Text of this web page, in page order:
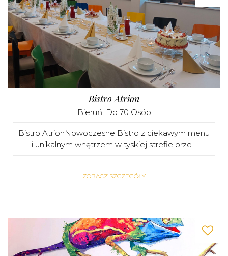
Bistro Atrion
Bieruń, Do 70 Osób
Bistro AtrionNowoczesne Bistro z ciekawym menu
i unikalnym wnętrzem w tyskiej strefie prze...
ZOBACZ SZCZEGÓŁY